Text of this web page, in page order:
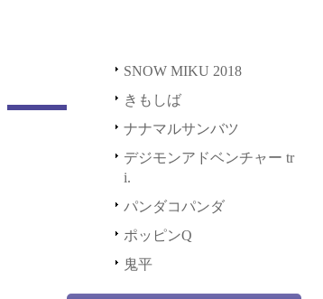
ポッピンQ
鬼平
SNOW MIKU 2018
きもしば
ナナマルサンバツ
デジモンアドベンチャー tr
i.
パンダコパンダ
ポッピンQ
鬼平